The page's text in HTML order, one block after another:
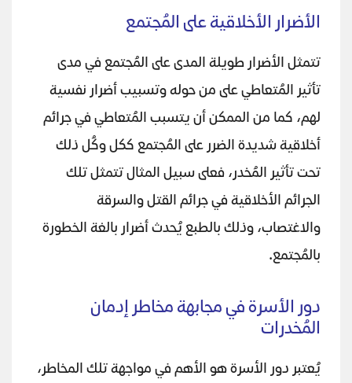
الأضرار الأخلاقية على المُجتمع
تتمثل الأضرار طويلة المدى على المُجتمع في مدى
تأثير المُتعاطي على من حوله وتسبيب أضرار نفسية
لهم، كما من الممكن أن يتسبب المُتعاطي في جرائم
أخلاقية شديدة الضرر على المُجتمع ككل وكُل ذلك
تحت تأثير المُخدر، فعلى سبيل المثال تتمثل تلك
الجرائم الأخلاقية في جرائم القتل والسرقة
والاغتصاب، وذلك بالطبع يُحدث أضرار بالغة الخطورة
بالمُجتمع.
دور الأسرة في مجابهة مخاطر إدمان
المُخدرات
يُعتبر دور الأسرة هو الأهم في مواجهة تلك المخاطر،